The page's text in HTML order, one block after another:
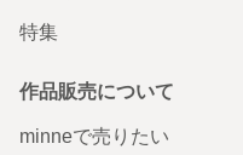
特集
作品販売について
minneで売りたい